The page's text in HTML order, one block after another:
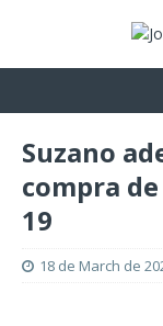
Suzano
compra
19
18 de March de